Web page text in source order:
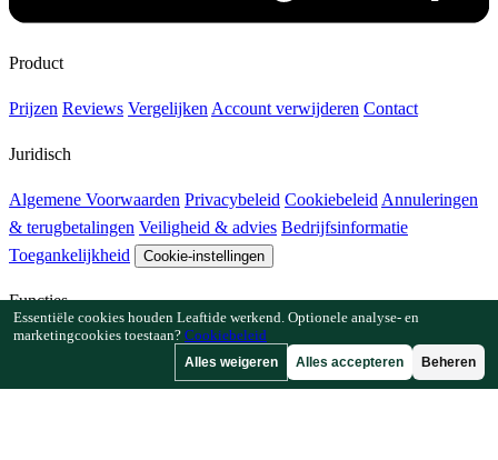
Product
Prijzen Reviews Vergelijken Account verwijderen Contact
Juridisch
Algemene Voorwaarden Privacybeleid Cookiebeleid Annuleringen
& terugbetalingen Veiligheid & advies Bedrijfsinformatie
Toegankelijkheid
Cookie-instellingen
Functies
Hoe Leaftide werkt Tuinplanner-gids Plantenbibliotheek Tuingalerij
Bronnen
Essentiële cookies houden Leaftide werkend. Optionele analyse- en
marketingcookies toestaan? Cookiebeleid
Alles weigeren Alles accepteren Beheren